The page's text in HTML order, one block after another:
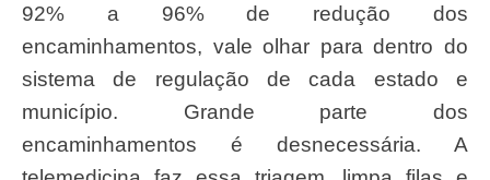
92% a 96% de redução dos
encaminhamentos, vale olhar para dentro do
sistema de regulação de cada estado e
município. Grande parte dos
encaminhamentos é desnecessária. A